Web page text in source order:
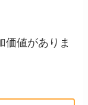
価値がありま